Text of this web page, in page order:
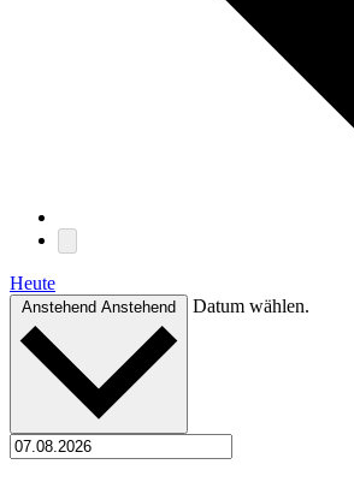
Heute
Anstehend Anstehend Datum wählen.